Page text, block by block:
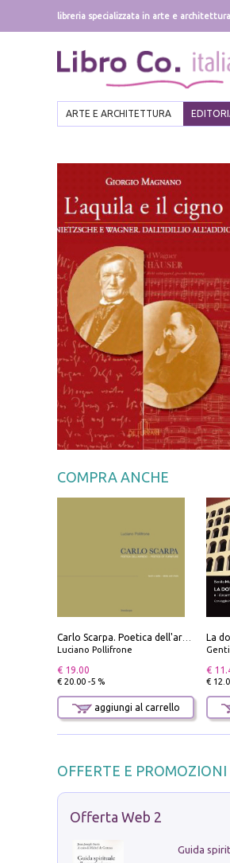
libreria specializzata in arte e architettura
ARTE E ARCHITETTURA
COMPRA ANCHE
Carlo Scarpa. Poetica dell'arredo. Tavoli e sedie-Poetics of furniture. Tables and chairs. Ediz. bilingue
Luciano Pollifrone
€ 19.00
€ 20.00 -5 %
aggiungi al carrello
€
€
OFFERTE E PROMOZIONI
Offerta Web 2
Guida